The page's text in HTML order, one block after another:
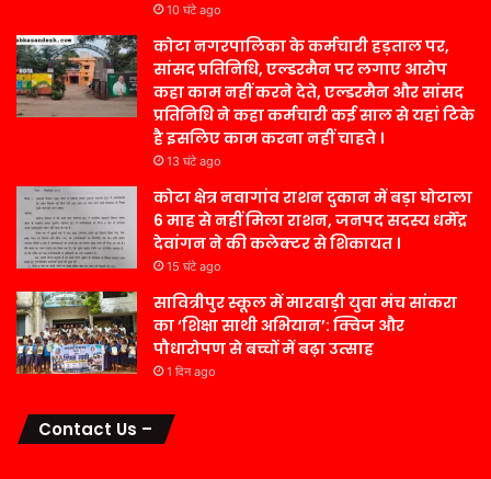
10 घंटे ago
कोटा नगरपालिका के कर्मचारी हड़ताल पर,
सांसद प्रतिनिधि, एल्डरमैन पर लगाए आरोप
कहा काम नहीं करने देते, एल्डरमैन और सांसद
प्रतिनिधि ने कहा कर्मचारी कई साल से यहां टिके
है इसलिए काम करना नहीं चाहते ।
13 घंटे ago
कोटा क्षेत्र नवागांव राशन दुकान में बड़ा घोटाला
6 माह से नहीं मिला राशन, जनपद सदस्य धर्मेंद्र
देवांगन ने की कलेक्टर से शिकायत ।
15 घंटे ago
सावित्रीपुर स्कूल में मारवाड़ी युवा मंच सांकरा
का ‘शिक्षा साथी अभियान’: क्विज और
पौधारोपण से बच्चों में बढ़ा उत्साह
1 दिन ago
Contact Us –